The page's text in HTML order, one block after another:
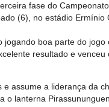
fase do
(6), no estádio Ermínio
jogando boa parte do
resultado e
assume a liderança da
o lanterna